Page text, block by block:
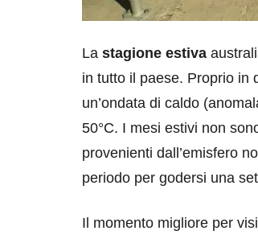
La stagione estiva
in tutto il paese. Proprio in
un’ondata di caldo
50°C. I mesi estivi non
provenienti dall’emisfero
periodo per godersi una
Il momento migliore per